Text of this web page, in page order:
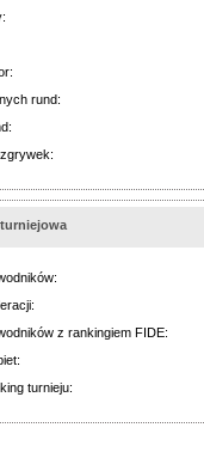
rund:
z rankingiem FIDE:
turnieju: